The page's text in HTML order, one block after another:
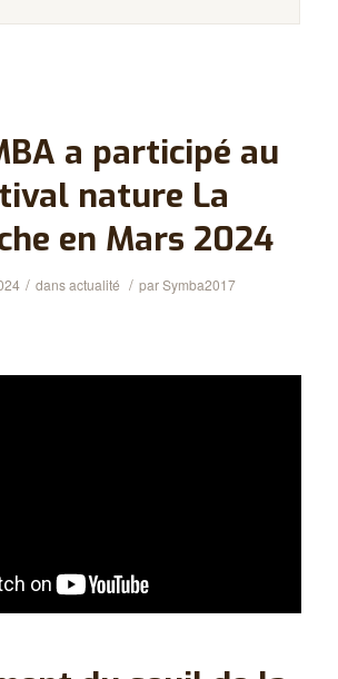
a participé au
nature La
en Mars 2024
/ dansactualité / parSymba2017